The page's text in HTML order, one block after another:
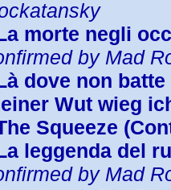
morte negli
by Mad
dove non
Wut wieg
Squeeze
leggenda del
by Mad